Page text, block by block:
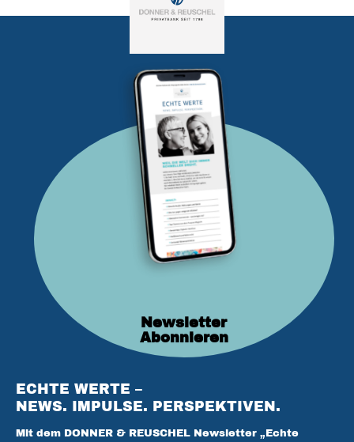
ECHTE WERTE –
NEWS. IMPULSE. PERSPEKTIVEN.
Mit dem DONNER & REUSCHEL Newsletter „Echte
Newsletter
Abonnieren